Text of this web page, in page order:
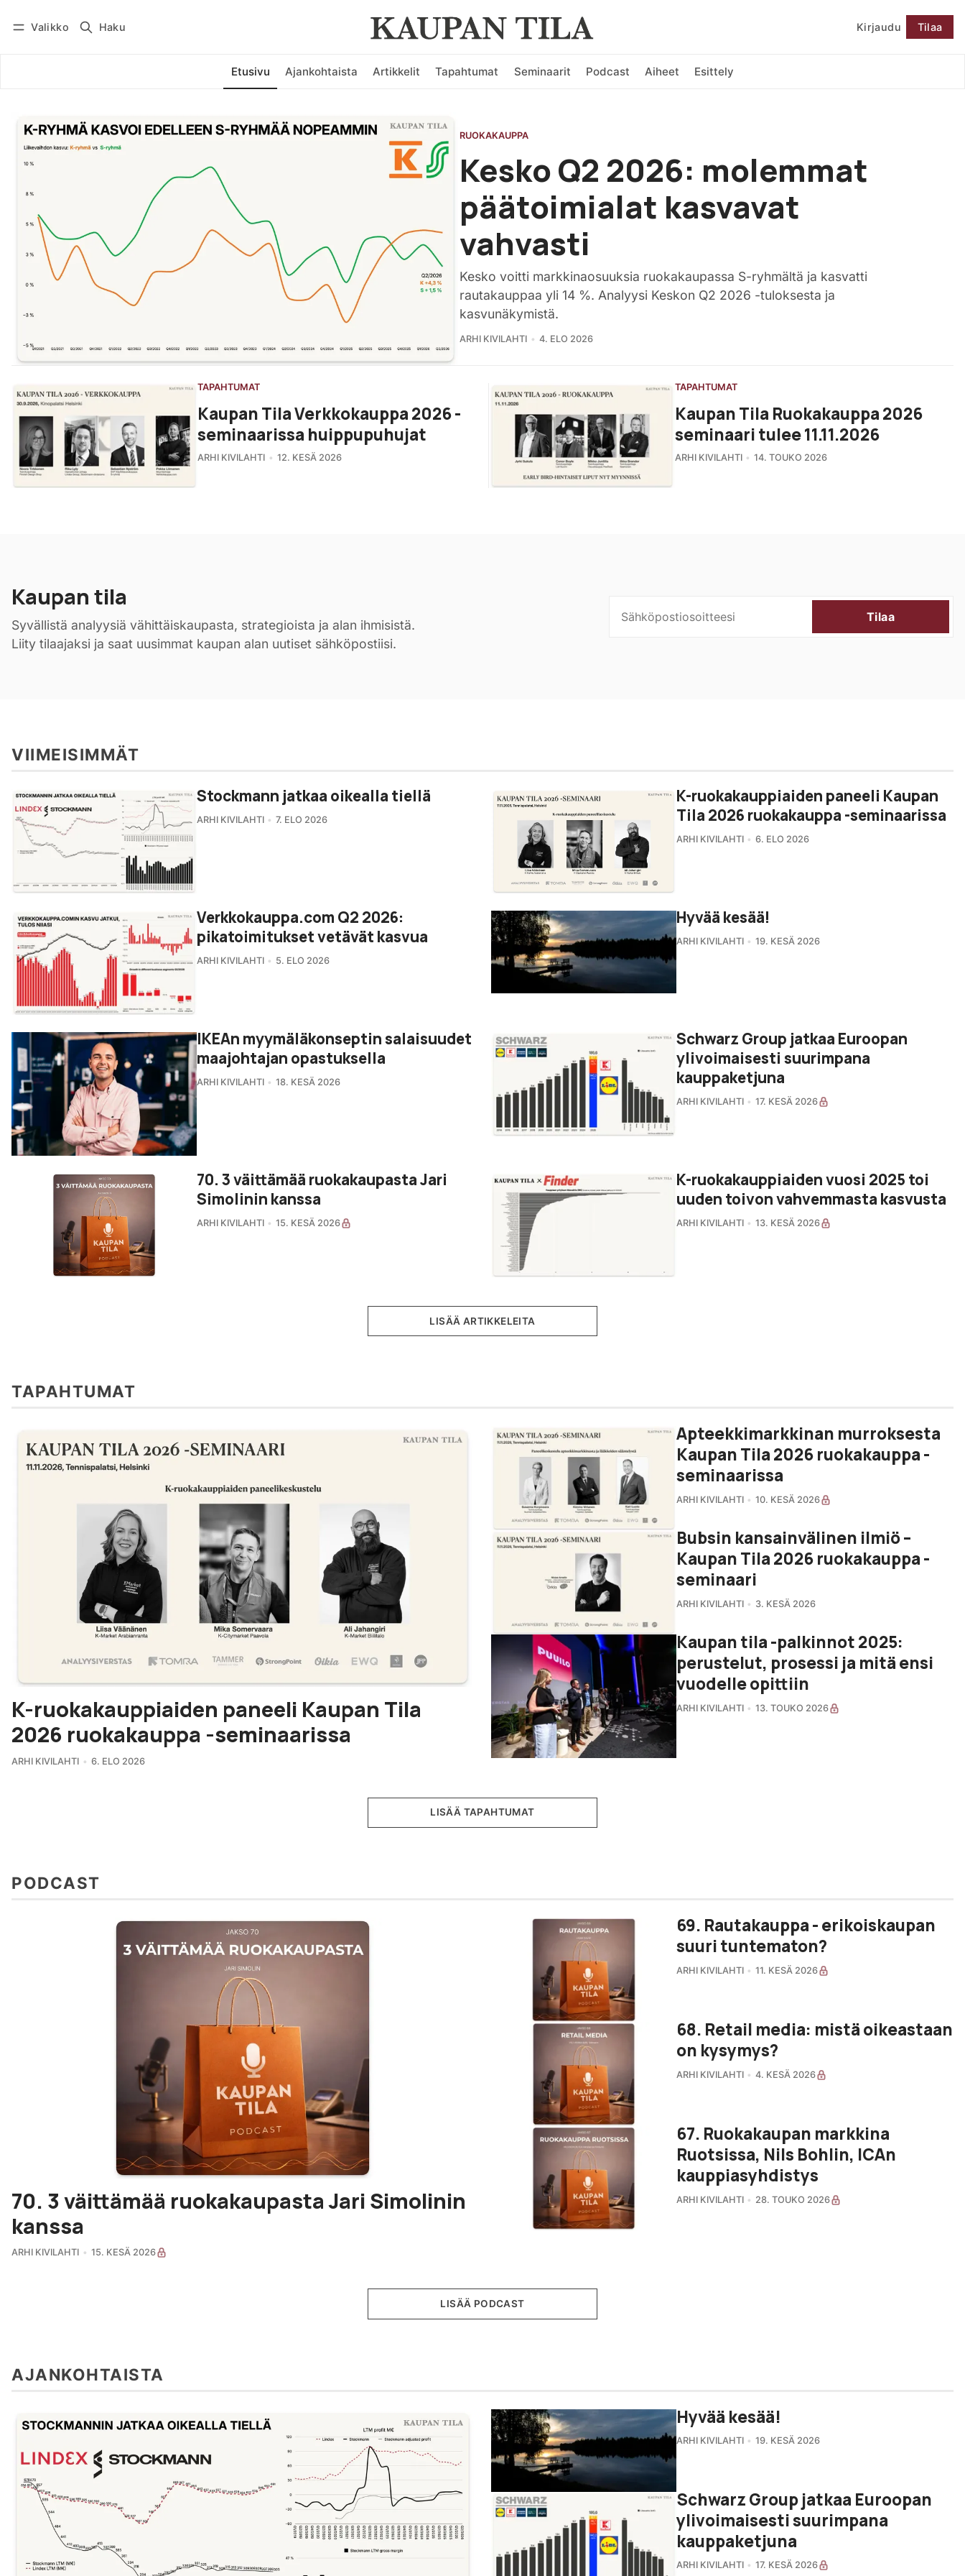
Valikko Haku Kirjaudu Tilaa
Etusivu Ajankohtaista Artikkelit Tapahtumat Seminaarit Podcast Aiheet Esittely
Seuraa
RUOKAKAUPPA
Kesko Q2 2026: molemmat
päätoimialat kasvavat
vahvasti
Kesko voitti markkinaosuuksia ruokakaupassa S-ryhmältä ja kasvatti
rautakauppaa yli 14 %. Analyysi Keskon Q2 2026 -tuloksesta ja
kasvunäkymistä.
ARHI KIVILAHTI 4. ELO 2026
TAPAHTUMAT
Kaupan Tila Verkkokauppa 2026 -
seminaarissa huippupuhujat
ARHI KIVILAHTI 12. KESÄ 2026
TAPAHTUMAT
Kaupan Tila Ruokakauppa 2026
seminaari tulee 11.11.2026
ARHI KIVILAHTI 14. TOUKO 2026
Kaupan tila
Syvällistä analyysiä vähittäiskaupasta, strategioista ja alan ihmisistä.
Liity tilaajaksi ja saat uusimmat kaupan alan uutiset sähköpostiisi.
Tilaa
VIIMEISIMMÄT
Stockmann jatkaa oikealla tiellä
ARHI KIVILAHTI 7. ELO 2026
K-ruokakauppiaiden paneeli Kaupan
Tila 2026 ruokakauppa -seminaarissa
ARHI KIVILAHTI 6. ELO 2026
Verkkokauppa.com Q2 2026:
pikatoimitukset vetävät kasvua
ARHI KIVILAHTI 5. ELO 2026
Hyvää kesää!
ARHI KIVILAHTI 19. KESÄ 2026
IKEAn myymäläkonseptin salaisuudet
maajohtajan opastuksella
ARHI KIVILAHTI 18. KESÄ 2026
Schwarz Group jatkaa Euroopan
ylivoimaisesti suurimpana
kauppaketjuna
ARHI KIVILAHTI 17. KESÄ 2026
70. 3 väittämää ruokakaupasta Jari
Simolinin kanssa
ARHI KIVILAHTI 15. KESÄ 2026
K-ruokakauppiaiden vuosi 2025 toi
uuden toivon vahvemmasta kasvusta
ARHI KIVILAHTI 13. KESÄ 2026
LISÄÄ ARTIKKELEITA
TAPAHTUMAT
K-ruokakauppiaiden paneeli Kaupan Tila
2026 ruokakauppa -seminaarissa
ARHI KIVILAHTI 6. ELO 2026
Apteekkimarkkinan murroksesta
Kaupan Tila 2026 ruokakauppa -
seminaarissa
ARHI KIVILAHTI 10. KESÄ 2026
Bubsin kansainvälinen ilmiö –
Kaupan Tila 2026 ruokakauppa -
seminaari
ARHI KIVILAHTI 3. KESÄ 2026
Kaupan tila -palkinnot 2025:
perustelut, prosessi ja mitä ensi
vuodelle opittiin
ARHI KIVILAHTI 13. TOUKO 2026
LISÄÄ TAPAHTUMAT
PODCAST
70. 3 väittämää ruokakaupasta Jari Simolinin
kanssa
ARHI KIVILAHTI 15. KESÄ 2026
69. Rautakauppa - erikoiskaupan
suuri tuntematon?
ARHI KIVILAHTI 11. KESÄ 2026
68. Retail media: mistä oikeastaan
on kysymys?
ARHI KIVILAHTI 4. KESÄ 2026
67. Ruokakaupan markkina
Ruotsissa, Nils Bohlin, ICAn
kauppiasyhdistys
ARHI KIVILAHTI 28. TOUKO 2026
LISÄÄ PODCAST
AJANKOHTAISTA
Hyvää kesää!
ARHI KIVILAHTI 19. KESÄ 2026
Schwarz Group jatkaa Euroopan
ylivoimaisesti suurimpana
kauppaketjuna
ARHI KIVILAHTI 17. KESÄ 2026